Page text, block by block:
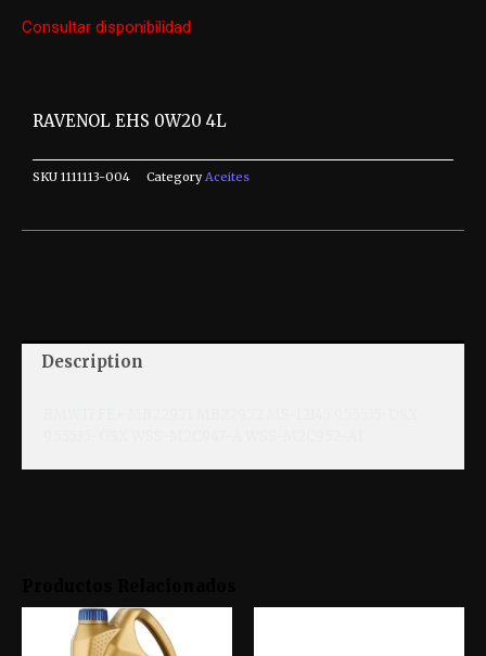
Consultar disponibilidad
RAVENOL EHS 0W20 4L
SKU 1111113-004 Category Aceites
Description